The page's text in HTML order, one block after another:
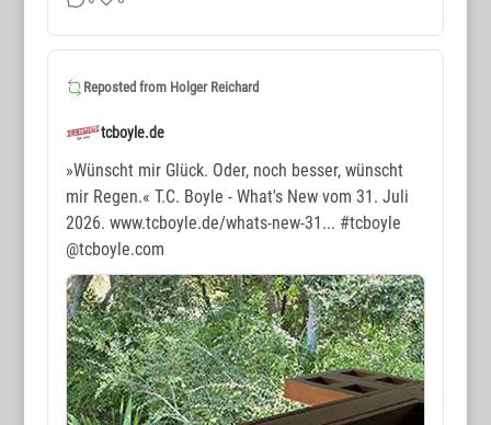
Reposted from Holger Reichard
tcboyle.de
»Wünscht mir Glück. Oder, noch besser, wünscht
mir Regen.« T.C. Boyle - What's New vom 31. Juli
2026. www.tcboyle.de/whats-new-31... #tcboyle
@tcboyle.com